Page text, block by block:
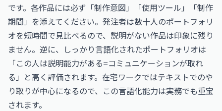
です。各作品には必ず「制作意図」「使用ツール」「制作
期間」を添えてください。発注者は数十人のポートフォリ
オを短時間で見比べるので、説明がない作品は印象に残り
ません。逆に、しっかり言語化されたポートフォリオは
「この人は説明能力がある=コミュニケーションが取れ
る」と高く評価されます。在宅ワークではテキストでのや
り取りが中心になるので、この言語化能力は実務でも重宝
されます。